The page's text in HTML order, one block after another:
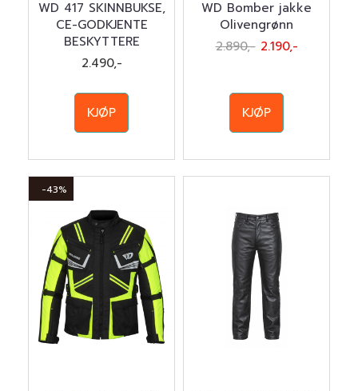
WD 417 SKINNBUKSE,
CE-GODKJENTE
BESKYTTERE
2.490,-
KJØP
WD Bomber jakke
Olivengrønn
2.890,- 2.190,-
KJØP
-43%